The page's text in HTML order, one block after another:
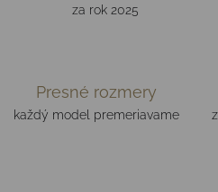
za rok 2025
Presné rozmery
každý model premeriavame